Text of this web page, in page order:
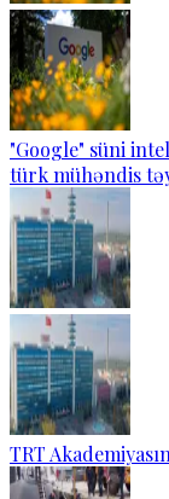
"Google" süni
türk mühəndis
TRT